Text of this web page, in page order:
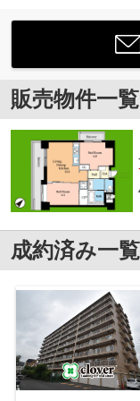
販売物件一覧
成約済み一覧